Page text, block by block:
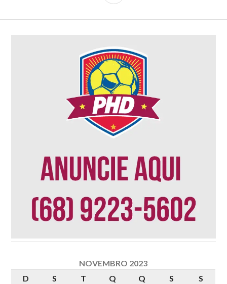
NOVEMBRO 2023
D
S T Q Q S S